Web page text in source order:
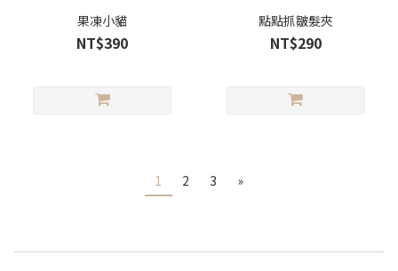
果凍小貓
NT$390
點點抓皺髮夾
NT$290
1 2 3 »